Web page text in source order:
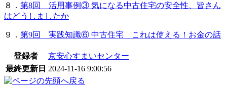
８． 第8回 活用事例③ 気になる中古住宅の安全性、皆さん
はどうしましたか
９． 第9回 実践知識⑥ 中古住宅 これは使える！お金の話
登録者
京安心すまいセンター
最終更新日 2024-11-16 9:00:56